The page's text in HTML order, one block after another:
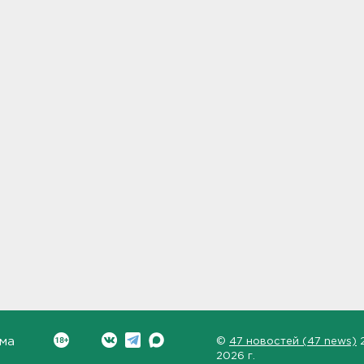
© 47 новостей (47 news)
2026 г.